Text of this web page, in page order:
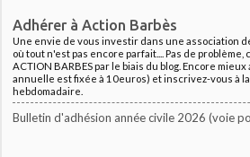
Adhérer à Action Barbès
Une envie de vous investir dans une association
où tout n'est pas encore parfait.... Pas de
ACTION BARBES par le biais du blog. Encore
annuelle est fixée à 10euros) et inscrivez-vous à
hebdomadaire.
Bulletin d'adhésion année civile 2026 (voie